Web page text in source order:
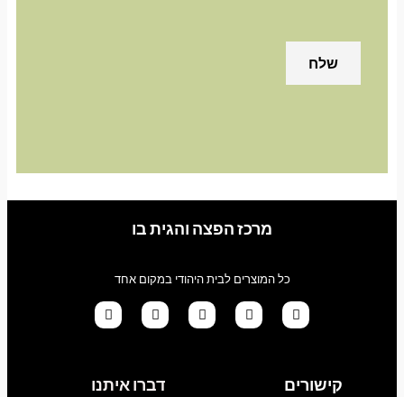
מרכז הפצה והגית בו
כל המוצרים לבית היהודי במקום אחד
a
o
קישורים דברו איתנו